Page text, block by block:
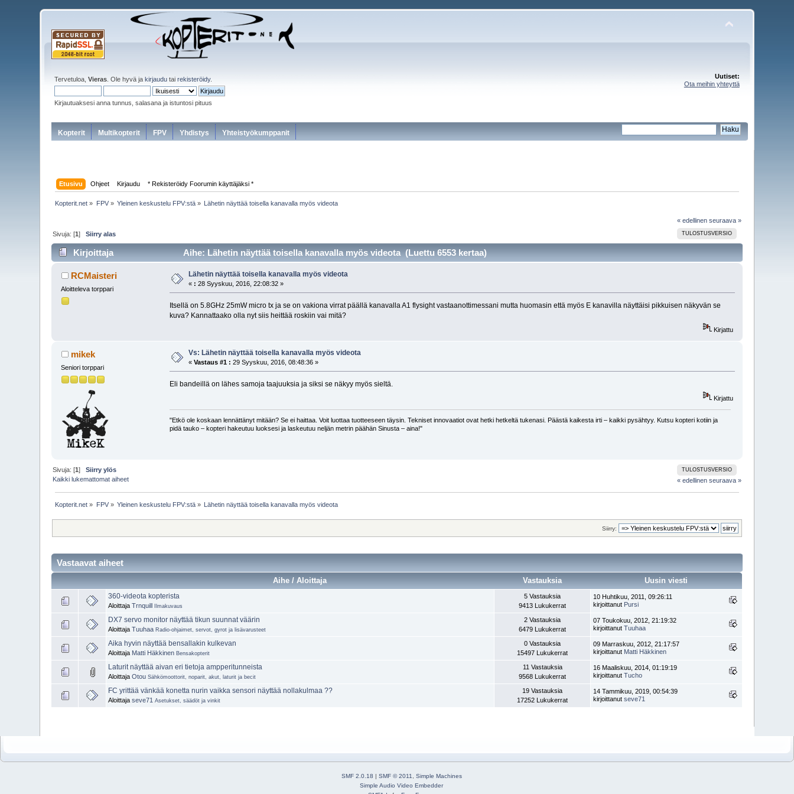
Tervetuloa,Vieras . Ole hyvä jakirjaudu tairekisteröidy.
Kirjautuaksesi anna tunnus, salasana ja istuntosi pituus
Uutiset:
Ota meihin yhteyttä
Kopterit Multikopterit FPV Yhdistys Yhteistyökumppanit
Etusivu Ohjeet Kirjaudu * Rekisteröidy Foorumin käyttäjäksi *
Kopterit.net » FPV» Yleinen keskustelu FPV:stä » Lähetin näyttää toisella kanavalla myös videota
« edellinen seuraava »
TULOSTUSVERSIO
Sivuja: [1]Siirry alas
Kirjoittaja Aihe: Lähetin näyttää toisella kanavalla myös videota (Luettu 6553 kertaa)
RCMaisteri
Aloitteleva torppari
Lähetin näyttää toisella kanavalla myös videota
« : 28 Syyskuu, 2016, 22:08:32 »
Itsellä on 5.8GHz 25mW micro tx ja se on vakiona virrat päällä kanavalla A1 flysight vastaanottimessani mutta huomasin että myös E kanavilla näyttäisi pikkuisen näkyvän se
kuva? Kannattaako olla nyt siis heittää roskiin vai mitä?
Kirjattu
mikek
Seniori torppari
Vs: Lähetin näyttää toisella kanavalla myös videota
«Vastaus #1 : 29 Syyskuu, 2016, 08:48:36 »
Eli bandeillä on lähes samoja taajuuksia ja siksi se näkyy myös sieltä.
Kirjattu
"Etkö ole koskaan lennättänyt mitään? Se ei haittaa. Voit luottaa tuotteeseen täysin. Tekniset innovaatiot ovat hetki hetkeltä tukenasi. Päästä kaikesta irti – kaikki pysähtyy. Kutsu kopteri kotiin ja
pidä tauko – kopteri hakeutuu luoksesi ja laskeutuu neljän metrin päähän Sinusta – aina!"
TULOSTUSVERSIO
Sivuja: [1]Siirry ylös
Kaikki lukemattomat aiheet
« edellinen seuraava »
Kopterit.net » FPV» Yleinen keskustelu FPV:stä » Lähetin näyttää toisella kanavalla myös videota
Siirry:
Vastaavat aiheet
Aihe / Aloittaja Vastauksia Uusin viesti
360-videota kopterista
AloittajaTrnquill Ilmakuvaus
5 Vastauksia
9413 Lukukerrat
10 Huhtikuu, 2011, 09:26:11
kirjoittanut Pursi
DX7 servo monitor näyttää tikun suunnat väärin
AloittajaTuuhaa Radio-ohjaimet, servot, gyrot ja lisävarusteet
2 Vastauksia
6479 Lukukerrat
07 Toukokuu, 2012, 21:19:32
kirjoittanutTuuhaa
Aika hyvin näyttää bensallakin kulkevan
Aloittaja Matti Häkkinen Bensakopterit
0 Vastauksia
15497 Lukukerrat
09 Marraskuu, 2012, 21:17:57
kirjoittanut Matti Häkkinen
Laturit näyttää aivan eri tietoja ampperitunneista
AloittajaOtou Sähkömoottorit, noparit, akut, laturit ja becit
11 Vastauksia
9568 Lukukerrat
16 Maaliskuu, 2014, 01:19:19
kirjoittanutTucho
FC yrittää vänkää konetta nurin vaikka sensori näyttää nollakulmaa ??
Aloittajaseve71 Asetukset, säädöt ja vinkit
19 Vastauksia
17252 Lukukerrat
14 Tammikuu, 2019, 00:54:39
kirjoittanutseve71
SMF 2.0.18 | SMF © 2011
Simple Machines
Simple Audio Video Embedder